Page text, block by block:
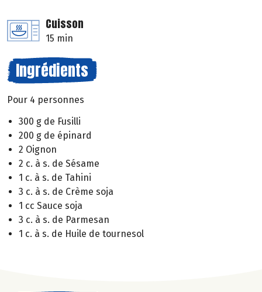
Cuisson
15 min
Ingrédients
Pour 4 personnes
300 g de Fusilli
200 g de épinard
2 Oignon
2 c. à s. de Sésame
1 c. à s. de Tahini
3 c. à s. de Crème soja
1 cc Sauce soja
3 c. à s. de Parmesan
1 c. à s. de Huile de tournesol